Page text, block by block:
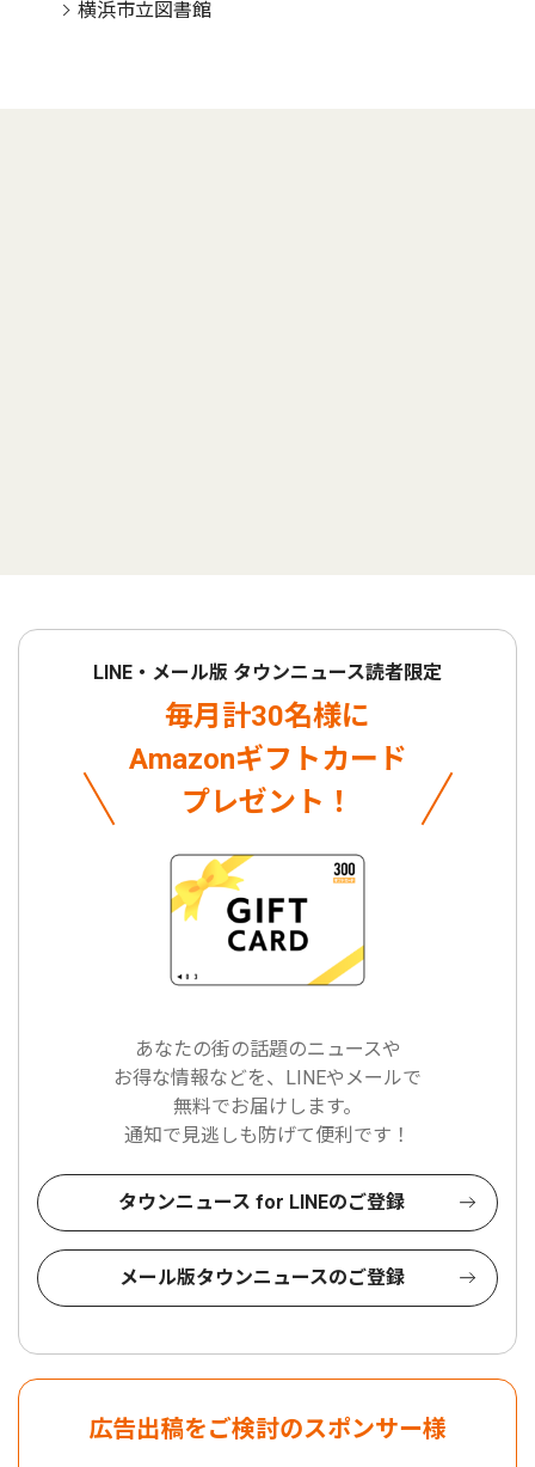
横浜市立図書館
LINE・メール版 タウンニュース読者限定
毎月計30名様に
Amazonギフトカード
プレゼント！
あなたの街の話題のニュースや
お得な情報などを、LINEやメールで
無料でお届けします。
通知で見逃しも防げて便利です！
タウンニュース for LINEのご登録
メール版タウンニュースのご登録
広告出稿をご検討のスポンサー様